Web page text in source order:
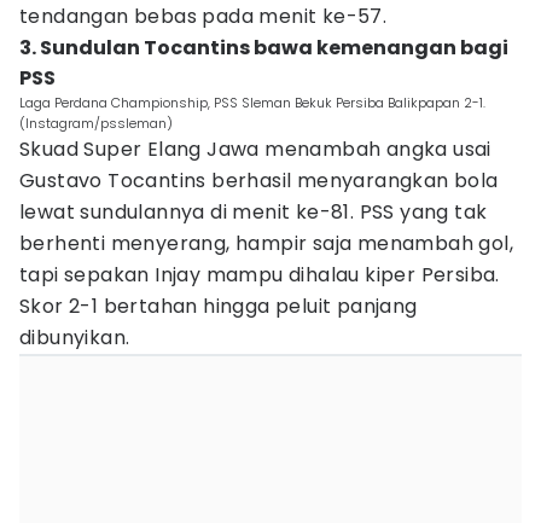
tendangan bebas pada menit ke-57.
3. Sundulan Tocantins bawa kemenangan bagi
PSS
Laga Perdana Championship, PSS Sleman Bekuk Persiba Balikpapan 2-1.
(Instagram/pssleman)
Skuad Super Elang Jawa menambah angka usai
Gustavo Tocantins berhasil menyarangkan bola
lewat sundulannya di menit ke-81. PSS yang tak
berhenti menyerang, hampir saja menambah gol,
tapi sepakan Injay mampu dihalau kiper Persiba.
Skor 2-1 bertahan hingga peluit panjang
dibunyikan.